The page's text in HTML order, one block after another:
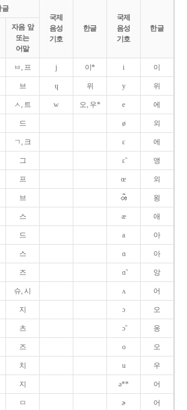
글
국제
음성
기호
한글
국제
음성
기호
한글
자음 앞
또는
어말
ㅂ, 프 j 이* i 이
브 ɥ 위 y 위
ㅅ, 트 w 오, 우* e 에
드 ø 외
ㄱ, 크 ɛ 에
그 ɛ̃ 앵
프 œ 외
브 욍
스 æ 애
드 a 아
스 ɑ 아
즈 ɑ̃ 앙
슈, 시 ʌ 어
지 ɔ 오
츠 ɔ̃ 옹
즈 o 오
치 u 우
지 ə** 어
ㅁ ɚ 어